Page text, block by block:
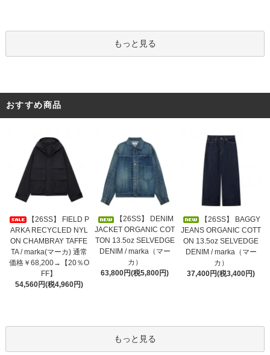
もっと見る
おすすめ商品
【26SS】 FIELD P
ARKA RECYCLED NYL
ON CHAMBRAY TAFFE
TA / marka(マーカ) 通常
価格￥68,200→【20％O
FF】
54,560円(税4,960円)
【26SS】 DENIM
JACKET ORGANIC COT
TON 13.5oz SELVEDGE
DENIM / marka（マー
カ）
63,800円(税5,800円)
【26SS】 BAGGY
JEANS ORGANIC COTT
ON 13.5oz SELVEDGE
DENIM / marka（マー
カ）
37,400円(税3,400円)
もっと見る